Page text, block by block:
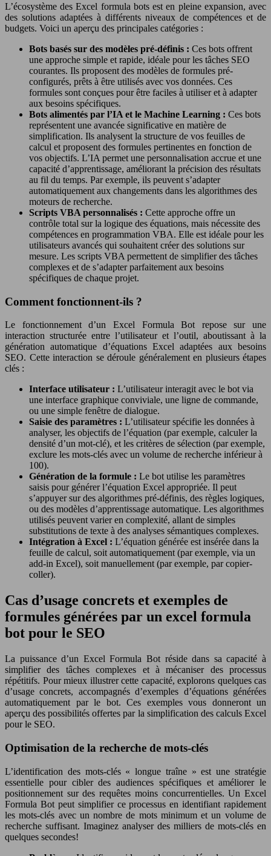
L’écosystème des Excel formula bots est en pleine expansion, avec
des solutions adaptées à différents niveaux de compétences et de
budgets. Voici un aperçu des principales catégories :
Bots basés sur des modèles pré-définis : Ces bots offrent
une approche simple et rapide, idéale pour les tâches SEO
courantes. Ils proposent des modèles de formules pré-
configurés, prêts à être utilisés avec vos données. Ces
formules sont conçues pour être faciles à utiliser et à adapter
aux besoins spécifiques.
Bots alimentés par l’IA et le Machine Learning : Ces bots
représentent une avancée significative en matière de
simplification. Ils analysent la structure de vos feuilles de
calcul et proposent des formules pertinentes en fonction de
vos objectifs. L’IA permet une personnalisation accrue et une
capacité d’apprentissage, améliorant la précision des résultats
au fil du temps. Par exemple, ils peuvent s’adapter
automatiquement aux changements dans les algorithmes des
moteurs de recherche.
Scripts VBA personnalisés : Cette approche offre un
contrôle total sur la logique des équations, mais nécessite des
compétences en programmation VBA. Elle est idéale pour les
utilisateurs avancés qui souhaitent créer des solutions sur
mesure. Les scripts VBA permettent de simplifier des tâches
complexes et de s’adapter parfaitement aux besoins
spécifiques de chaque projet.
Comment fonctionnent-ils ?
Le fonctionnement d’un Excel Formula Bot repose sur une
interaction structurée entre l’utilisateur et l’outil, aboutissant à la
génération automatique d’équations Excel adaptées aux besoins
SEO. Cette interaction se déroule généralement en plusieurs étapes
clés :
Interface utilisateur : L’utilisateur interagit avec le bot via
une interface graphique conviviale, une ligne de commande,
ou une simple fenêtre de dialogue.
Saisie des paramètres : L’utilisateur spécifie les données à
analyser, les objectifs de l’équation (par exemple, calculer la
densité d’un mot-clé), et les critères de sélection (par exemple,
exclure les mots-clés avec un volume de recherche inférieur à
100).
Génération de la formule : Le bot utilise les paramètres
saisis pour générer l’équation Excel appropriée. Il peut
s’appuyer sur des algorithmes pré-définis, des règles logiques,
ou des modèles d’apprentissage automatique. Les algorithmes
utilisés peuvent varier en complexité, allant de simples
substitutions de texte à des analyses sémantiques complexes.
Intégration à Excel : L’équation générée est insérée dans la
feuille de calcul, soit automatiquement (par exemple, via un
add-in Excel), soit manuellement (par exemple, par copier-
coller).
Cas d’usage concrets et exemples de
formules générées par un excel formula
bot pour le SEO
La puissance d’un Excel Formula Bot réside dans sa capacité à
simplifier des tâches complexes et à mécaniser des processus
répétitifs. Pour mieux illustrer cette capacité, explorons quelques cas
d’usage concrets, accompagnés d’exemples d’équations générées
automatiquement par le bot. Ces exemples vous donneront un
aperçu des possibilités offertes par la simplification des calculs Excel
pour le SEO.
Optimisation de la recherche de mots-clés
L’identification des mots-clés « longue traîne » est une stratégie
essentielle pour cibler des audiences spécifiques et améliorer le
positionnement sur des requêtes moins concurrentielles. Un Excel
Formula Bot peut simplifier ce processus en identifiant rapidement
les mots-clés avec un nombre de mots minimum et un volume de
recherche suffisant. Imaginez analyser des milliers de mots-clés en
quelques secondes!